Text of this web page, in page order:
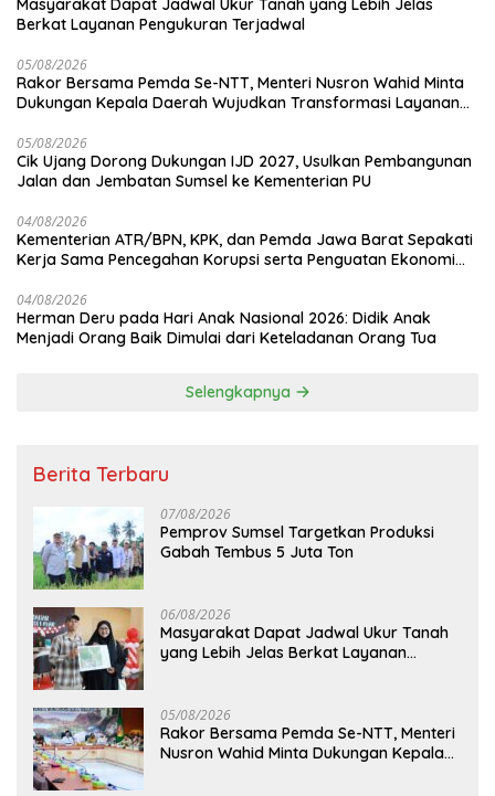
Masyarakat Dapat Jadwal Ukur Tanah yang Lebih Jelas
Berkat Layanan Pengukuran Terjadwal
05/08/2026
Rakor Bersama Pemda Se-NTT, Menteri Nusron Wahid Minta
Dukungan Kepala Daerah Wujudkan Transformasi Layanan
05/08/2026
Cik Ujang Dorong Dukungan IJD 2027, Usulkan Pembangunan
Jalan dan Jembatan Sumsel ke Kementerian PU
04/08/2026
Kementerian ATR/BPN, KPK, dan Pemda Jawa Barat Sepakati
Kerja Sama Pencegahan Korupsi serta Penguatan Ekonomi
04/08/2026
Herman Deru pada Hari Anak Nasional 2026: Didik Anak
Menjadi Orang Baik Dimulai dari Keteladanan Orang Tua
Selengkapnya
Berita Terbaru
07/08/2026
Pemprov Sumsel Targetkan Produksi
Gabah Tembus 5 Juta Ton
06/08/2026
Masyarakat Dapat Jadwal Ukur Tanah
yang Lebih Jelas Berkat Layanan
05/08/2026
Rakor Bersama Pemda Se-NTT, Menteri
Nusron Wahid Minta Dukungan Kepala